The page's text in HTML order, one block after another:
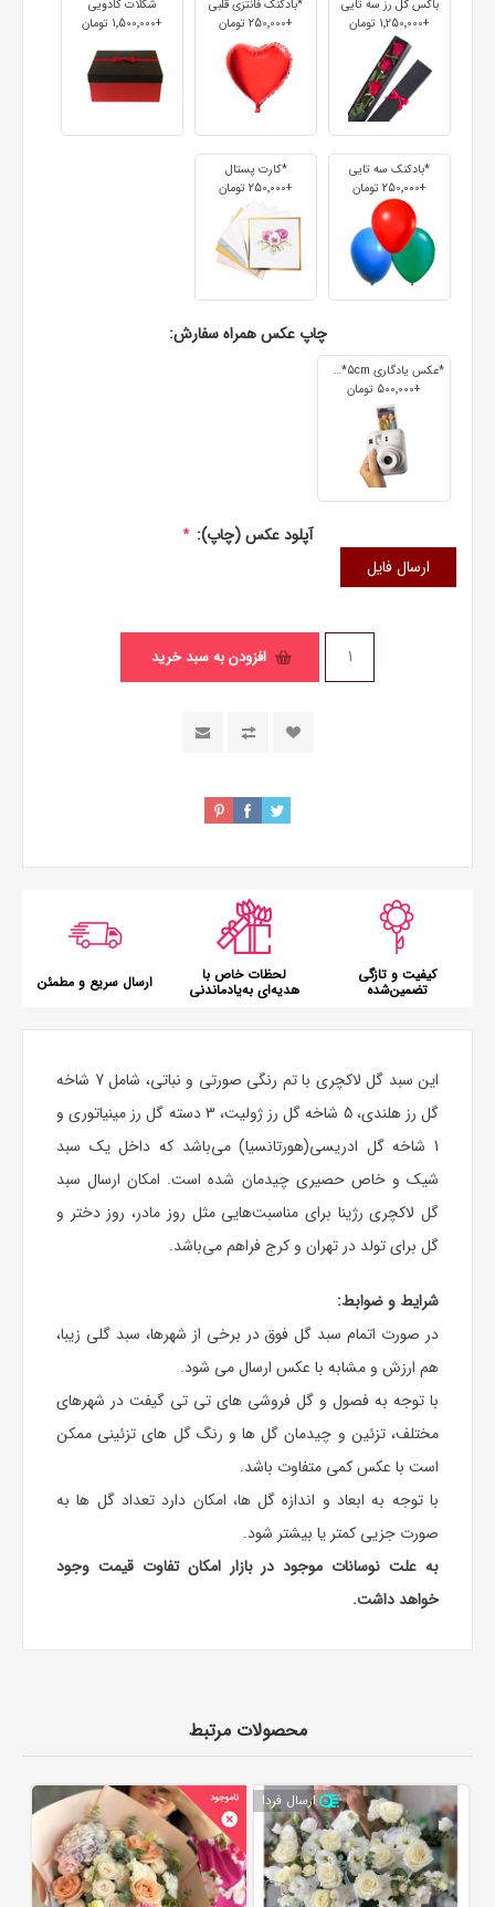
باکس گل رز سه تایی
+1٬250٬000 تومان
*بادکنک فانتزی قلبی
+250٬000 تومان
شکلات کادویی
+1٬500٬000 تومان
*بادکنک سه تایی
+250٬000 تومان
*کارت پستال
+250٬000 تومان
چاپ عکس همراه سفارش:
*عکس یادگاری 7cm*5cm
+500٬000 تومان
آپلود عکس (چاپ): *
ارسال فایل
افزودن به سبد خرید
کیفیت و تازگی
تضمین‌شده
لحظات خاص با
هدیه‌ای به‌یادماندنی ارسال سریع و مطمئن
این سبد گل لاکچری
با تم رنگی صورتی و نباتی، شامل 7 شاخه
گل رز هلندی، 5 شاخه
گل رز
ژولیت، 3 دسته گل رز مینیاتوری و
1 شاخه گل ادریسی(هورتانسیا) می‌باشد که داخل یک سبد
شیک و خاص حصیری چیدمان شده است. امکان ارسال سبد
گل لاکچری رژینا برای مناسبت‌هایی مثل روز مادر، روز دختر و
گل برای تولد در تهران و کرج فراهم می‌باشد.
شرایط و ضوابط:
در صورت اتمام سبد گل فوق در برخی از شهرها، سبد گلی زیبا،
هم ارزش و مشابه با عکس ارسال می شود.
با توجه به فصول و گل فروشی های تی تی گیفت در شهرهای
مختلف، تزئین و چیدمان گل ها و رنگ گل های تزئینی ممکن
است با عکس کمی متفاوت باشد.
با توجه به ابعاد و اندازه گل ها، امکان دارد تعداد گل ها به
صورت جزیی کمتر یا بیشتر شود.
به علت نوسانات موجود در بازار امکان تفاوت قیمت وجود
خواهد داشت.
محصولات مرتبط
ارسال فردا